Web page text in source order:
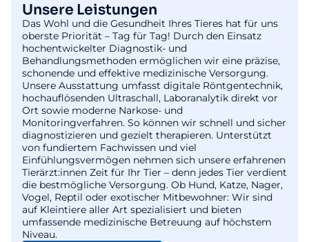
Unsere Leistungen
Das Wohl und die Gesundheit Ihres Tieres hat für uns
oberste Priorität – Tag für Tag! Durch den Einsatz
hochentwickelter Diagnostik- und
Behandlungsmethoden ermöglichen wir eine präzise,
schonende und effektive medizinische Versorgung.
Unsere Ausstattung umfasst digitale Röntgentechnik,
hochauflösenden Ultraschall, Laboranalytik direkt vor
Ort sowie moderne Narkose- und
Monitoringverfahren. So können wir schnell und sicher
diagnostizieren und gezielt therapieren. Unterstützt
von fundiertem Fachwissen und viel
Einfühlungsvermögen nehmen sich unsere erfahrenen
Tierärzt:innen Zeit für Ihr Tier – denn jedes Tier verdient
die bestmögliche Versorgung. Ob Hund, Katze, Nager,
Vogel, Reptil oder exotischer Mitbewohner: Wir sind
auf Kleintiere aller Art spezialisiert und bieten
umfassende medizinische Betreuung auf höchstem
Niveau.